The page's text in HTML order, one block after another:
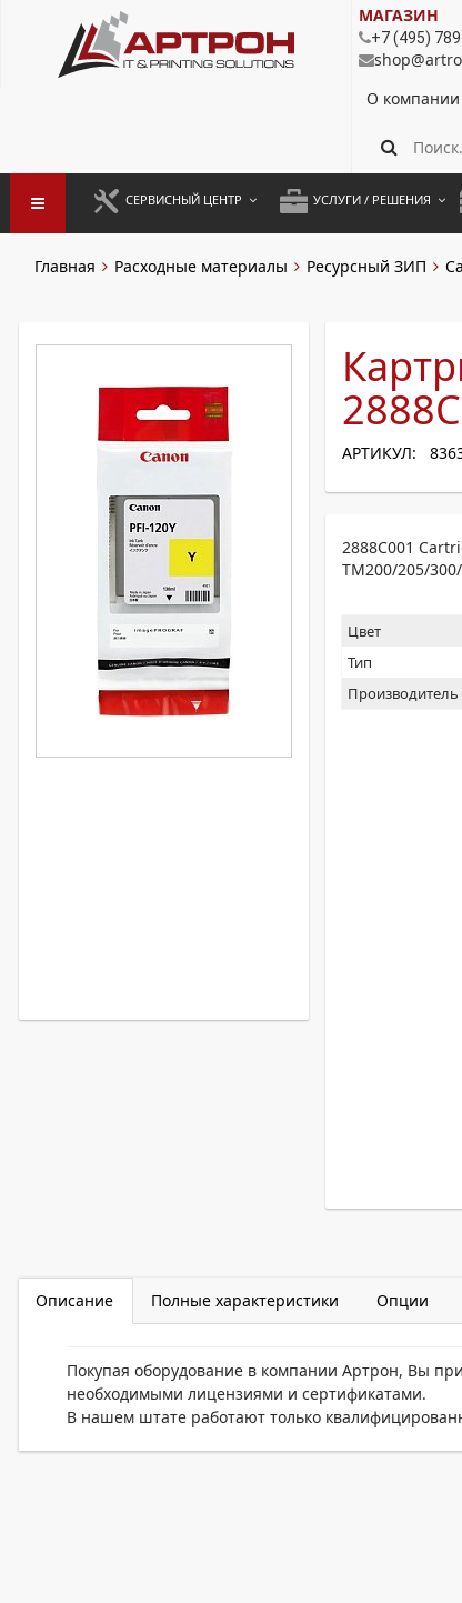
МАГАЗИН
+7 (495)
О компании
СЕРВИСНЫЙ ЦЕНТР
ПРОФИЛАКТИКА И ТО
РАЗОВЫЕ РЕМОНТЫ
УСЛУГИ / РЕШЕНИЯ
АРЕНДА ОБОРУДОВАНИЯ
Главная Расходные материалы Ресурсный ЗИП
АРТИКУЛ:
2888C001
TM200/205/
Цвет
Тип
Производитель
Описание Полные характеристики Опции
Покупая оборудование в компании Артрон, Вы
необходимыми лицензиями и сертификатами.
В нашем штате работают только